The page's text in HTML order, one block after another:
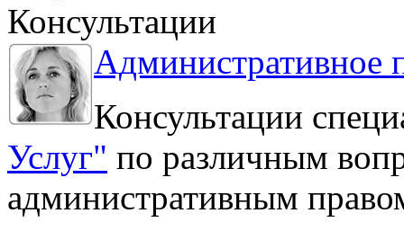
Консультации
Административное
Консультации
Услуг" по различным
административным